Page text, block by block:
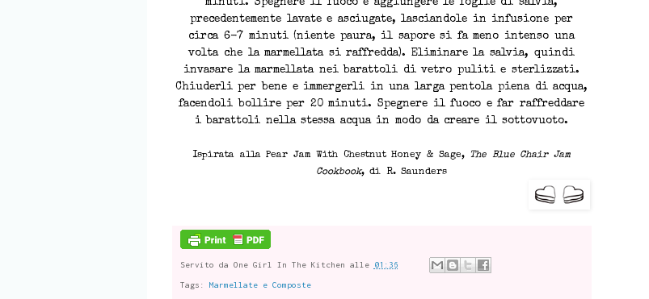
minuti. Spegnere il fuoco e aggiungere le foglie di salvia,
precedentemente lavate e asciugate, lasciandole in infusione per
circa 6-7 minuti (niente paura, il sapore si fa meno intenso una
volta che la marmellata si raffredda). Eliminare la salvia, quindi
invasare la marmellata nei barattoli di vetro puliti e sterlizzati.
Chiuderli per bene e immergerli in una larga pentola piena di acqua,
facendoli bollire per 20 minuti. Spegnere il fuoco e far raffreddare
i barattoli nella stessa acqua in modo da creare il sottovuoto.
Ispirata alla Pear Jam With Chestnut Honey & Sage, The Blue Chair Jam
Cookbook, di R. Saunders
Servito da One Girl In The Kitchen alle 01:36
Tags: Marmellate e Composte